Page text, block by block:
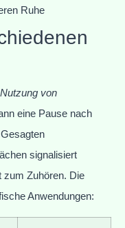
Ruhe
von
eine Pause nach
signalisiert
zum Zuhören. Die
Anwendungen: